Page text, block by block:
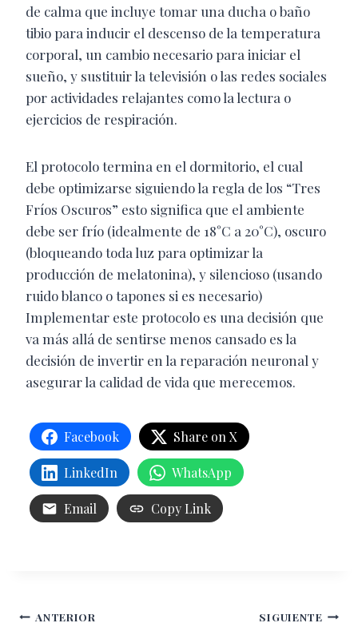
de calma que incluye tomar una ducha o baño
tibio para inducir el descenso de la temperatura
corporal, un cambio necesario para iniciar el
sueño, y sustituir la televisión o las redes sociales
por actividades relajantes como la lectura o
ejercicios de respiración.
El protocolo termina en el dormitorio, el cual
debe optimizarse siguiendo la regla de los “Tres
Fríos Oscuros” esto significa que el ambiente
debe ser frío (idealmente de 18°C a 20°C), oscuro
(bloqueando toda luz para optimizar la
producción de melatonina), y silencioso (usando
ruido blanco o tapones si es necesario)
Implementar este protocolo es una decisión que
va más allá de sentirse menos cansado es la
decisión de invertir en la reparación neuronal y
asegurar la calidad de vida que merecemos.
Facebook Share on X
LinkedIn WhatsApp
Email Copy Link
ANTERIOR SIGUIENTE